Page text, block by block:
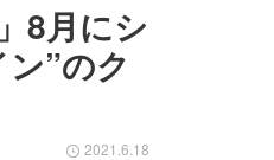
8月にシ
”のク
2021.6.18